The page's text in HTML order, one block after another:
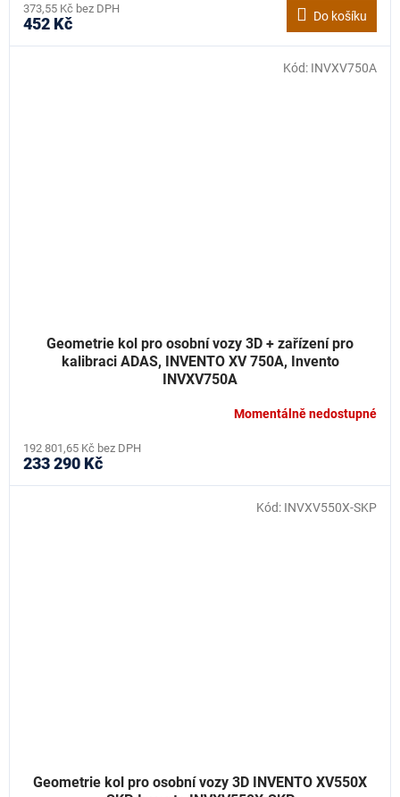
373,55 Kč bez DPH
452 Kč Do košíku
Geometrie kol pro osobní vozy 3D + zařízení pro
kalibraci ADAS, INVENTO XV 750A, Invento
INVXV750A
Momentálně nedostupné
192 801,65 Kč bez DPH
233 290 Kč
Kód: INVXV750A
Geometrie kol pro osobní vozy 3D INVENTO XV550X
Kód: INVXV550X-SKP